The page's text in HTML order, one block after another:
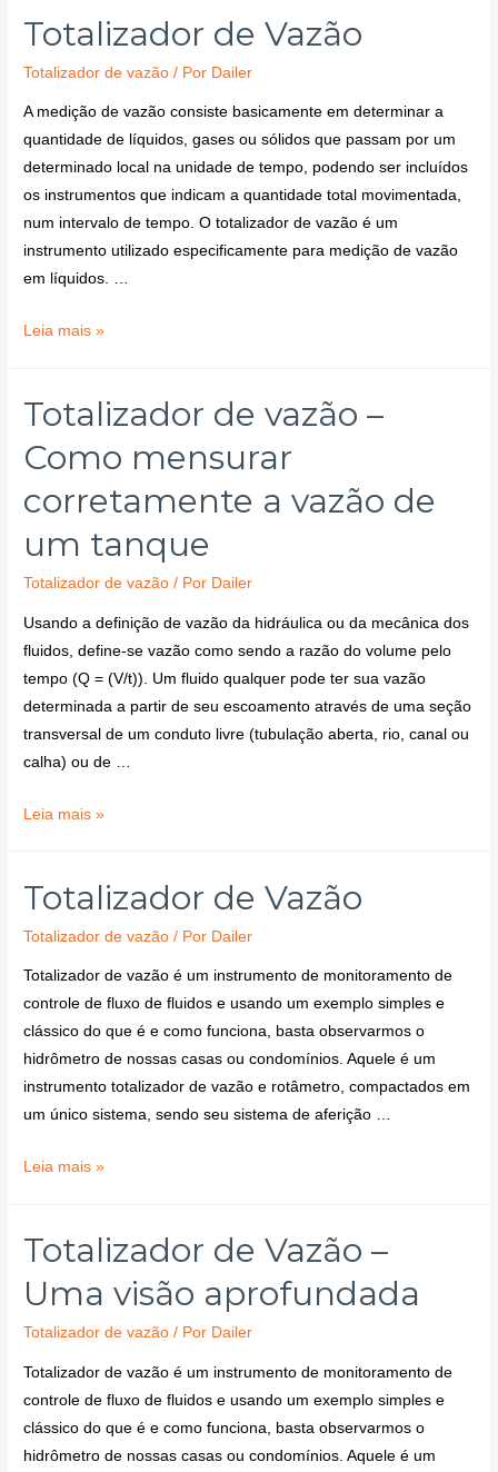
Totalizador de Vazão
Totalizador de vazão / Por Dailer
A medição de vazão consiste basicamente em determinar a
quantidade de líquidos, gases ou sólidos que passam por um
determinado local na unidade de tempo, podendo ser incluídos
os instrumentos que indicam a quantidade total movimentada,
num intervalo de tempo. O totalizador de vazão é um
instrumento utilizado especificamente para medição de vazão
em líquidos. …
Leia mais »
Totalizador de vazão –
Como mensurar
corretamente a vazão de
um tanque
Totalizador de vazão / Por Dailer
Usando a definição de vazão da hidráulica ou da mecânica dos
fluidos, define-se vazão como sendo a razão do volume pelo
tempo (Q = (V/t)). Um fluido qualquer pode ter sua vazão
determinada a partir de seu escoamento através de uma seção
transversal de um conduto livre (tubulação aberta, rio, canal ou
calha) ou de …
Leia mais »
Totalizador de Vazão
Totalizador de vazão / Por Dailer
Totalizador de vazão é um instrumento de monitoramento de
controle de fluxo de fluidos e usando um exemplo simples e
clássico do que é e como funciona, basta observarmos o
hidrômetro de nossas casas ou condomínios. Aquele é um
instrumento totalizador de vazão e rotâmetro, compactados em
um único sistema, sendo seu sistema de aferição …
Leia mais »
Totalizador de Vazão –
Uma visão aprofundada
Totalizador de vazão / Por Dailer
Totalizador de vazão é um instrumento de monitoramento de
controle de fluxo de fluidos e usando um exemplo simples e
clássico do que é e como funciona, basta observarmos o
hidrômetro de nossas casas ou condomínios. Aquele é um